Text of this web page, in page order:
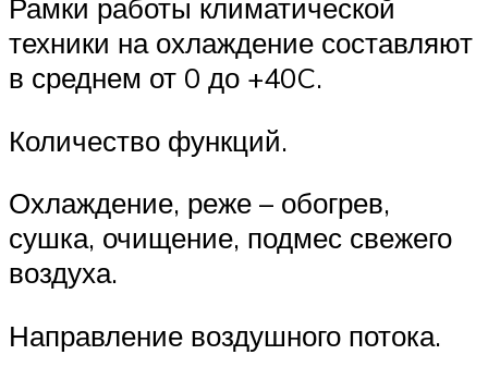
Рамки работы климатической
техники на охлаждение составляют
в среднем от 0 до +40C.
Количество функций.
Охлаждение, реже – обогрев,
сушка, очищение, подмес свежего
воздуха.
Направление воздушного потока.